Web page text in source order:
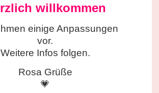
willkommen
einige Anpassungen
vor.
Weitere Infos folgen.
Rosa Grüße
💗